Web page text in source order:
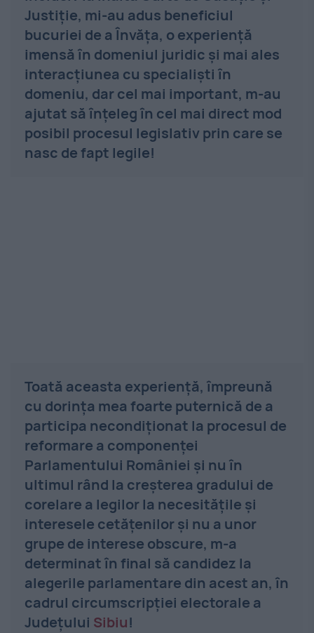
Justiție, mi-au adus beneficiul
bucuriei de a Învăța, o experiență
imensă în domeniul juridic și mai ales
interacțiunea cu specialiști în
domeniu, dar cel mai important, m-au
ajutat să înțeleg în cel mai direct mod
posibil procesul legislativ prin care se
nasc de fapt legile!
Toată aceasta experiență, împreună
cu dorința mea foarte puternică de a
participa necondiționat la procesul de
reformare a componenței
Parlamentului României și nu în
ultimul rând la creșterea gradului de
corelare a legilor la necesitățile și
interesele cetățenilor și nu a unor
grupe de interese obscure, m-a
determinat în final să candidez la
alegerile parlamentare din acest an, în
cadrul circumscripției electorale a
Județului Sibiu!